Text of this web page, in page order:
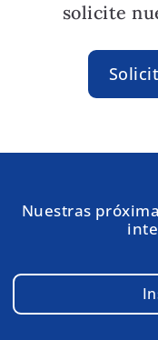
solicite
Nuestras